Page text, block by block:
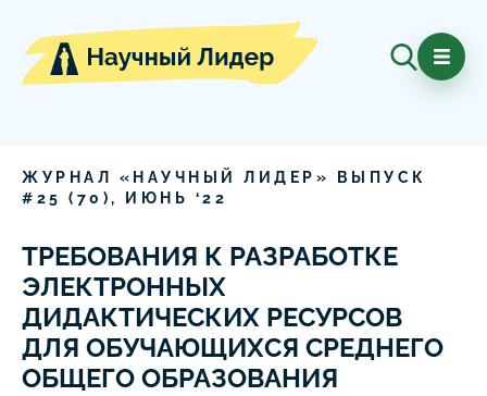
ЖУРНАЛ «НАУЧНЫЙ ЛИДЕР» ВЫПУСК
# 25 ( 70 ), ИЮНЬ ‘22
ТРЕБОВАНИЯ К РАЗРАБОТКЕ
ЭЛЕКТРОННЫХ
ДИДАКТИЧЕСКИХ РЕСУРСОВ
ДЛЯ ОБУЧАЮЩИХСЯ СРЕДНЕГО
ОБЩЕГО ОБРАЗОВАНИЯ